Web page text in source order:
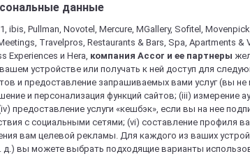
данные
ibis, Pullman, Novotel, Mercure, MGallery, Sofitel,
Travelpros, Restaurants & Bars, Spa, Apartments &
Experiences и Hera, компания Accor и ее партнеры
устройстве или получать к ней доступ для
и предоставление запрашиваемых вами услуг (вы
и персонализация функций сайтов; (iii) измерение
предоставление услуги «кешбэк», если вы на нее
с социальными сетями; (vi) составление профиля
вам целевой рекламы. Для каждого из ваших
д.) вы можете выбрать подходящие варианты